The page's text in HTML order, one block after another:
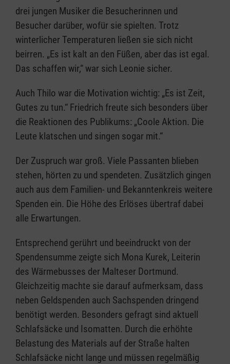
drei jungen Musiker die Besucherinnen und
Besucher darüber, wofür sie spielten. Trotz
winterlicher Temperaturen ließen sie sich nicht
beirren. „Es ist kalt an den Füßen, aber das ist egal.
Das schaffen wir,“ war sich Leonie sicher.
Auch Thilo war die Motivation wichtig: „Es ist Zeit,
Gutes zu tun.“ Friedrich freute sich besonders über
die Reaktionen des Publikums: „Coole Aktion. Die
Leute klatschen und singen sogar mit.“
Der Zuspruch war groß. Viele Passanten blieben
stehen, hörten zu und spendeten. Zusätzlich gingen
auch aus dem Familien- und Bekanntenkreis weitere
Spenden ein. Die Höhe des Erlöses übertraf dabei
alle Erwartungen.
Entsprechend gerührt und beeindruckt von der
Spendensumme zeigte sich Mona Kurek, Leiterin
des Wärmebusses der Malteser Dortmund.
Gleichzeitig machte sie darauf aufmerksam, dass
neben Geldspenden auch Sachspenden dringend
benötigt werden. Besonders gefragt sind aktuell
Schlafsäcke und Isomatten. Durch die erhöhte
Belastung des Materials auf der Straße halten
Schlafsäcke nicht lange und müssen regelmäßig